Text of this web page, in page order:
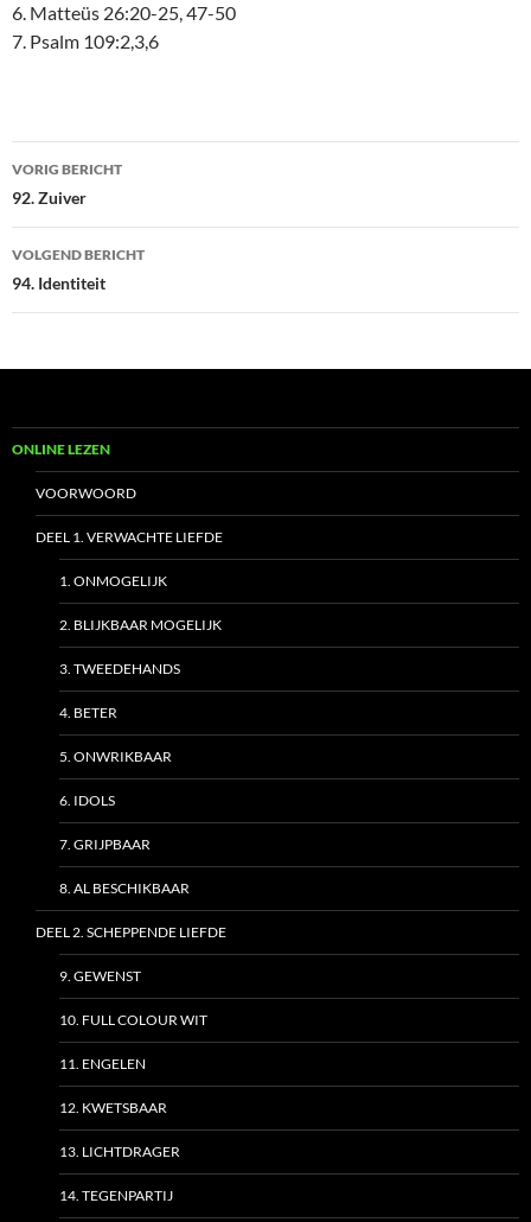
6. Matteüs 26:20-25, 47-50
7. Psalm 109:2,3,6
Bericht
navigatie
VORIG BERICHT
92. Zuiver
VOLGEND BERICHT
94. Identiteit
ONLINE LEZEN
VOORWOORD
DEEL 1. VERWACHTE LIEFDE
1. ONMOGELIJK
2. BLIJKBAAR MOGELIJK
3. TWEEDEHANDS
4. BETER
5. ONWRIKBAAR
6. IDOLS
7. GRIJPBAAR
8. AL BESCHIKBAAR
DEEL 2. SCHEPPENDE LIEFDE
9. GEWENST
10. FULL COLOUR WIT
11. ENGELEN
12. KWETSBAAR
13. LICHTDRAGER
14. TEGENPARTIJ